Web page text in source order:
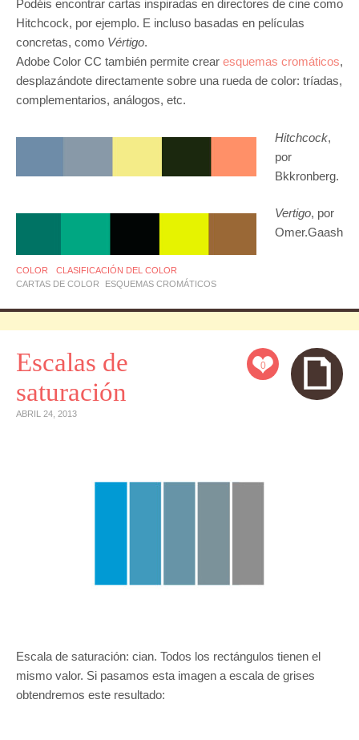
Podéis encontrar cartas inspiradas en directores de cine como
Hitchcock, por ejemplo. E incluso basadas en películas
concretas, como Vértigo.
Adobe Color CC también permite crear esquemas cromáticos,
desplazándote directamente sobre una rueda de color: tríadas,
complementarios, análogos, etc.
Hitchcock,
por
Bkkronberg.
Vertigo, por
Omer.Gaash
COLOR
CLASIFICACIÓN DEL COLOR
CARTAS DE COLOR
ESQUEMAS CROMÁTICOS
0
Escalas de
saturación
ABRIL 24, 2013
Escala de saturación: cian. Todos los rectángulos tienen el
mismo valor. Si pasamos esta imagen a escala de grises
obtendremos este resultado: